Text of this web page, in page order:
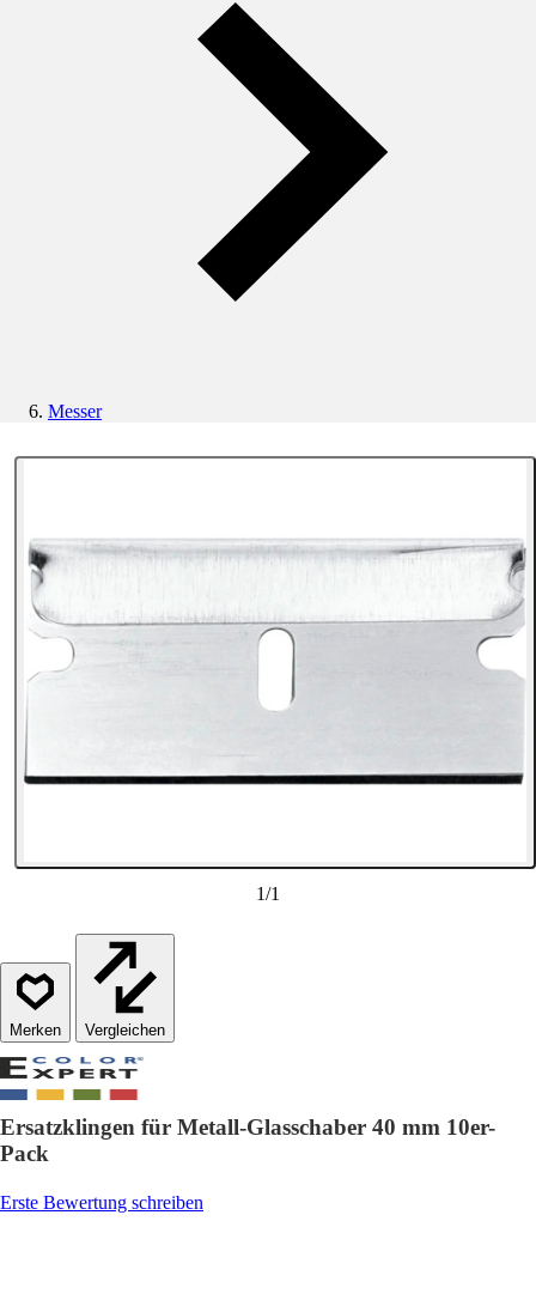
Messer
1/1
Vergleichen
Ersatzklingen für Metall-Glasschaber 40 mm 10er-
Pack
Erste Bewertung schreiben